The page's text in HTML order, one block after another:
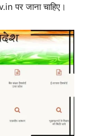
पर जाना चाहिए।